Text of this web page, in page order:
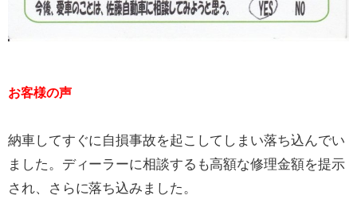
お客様の声
納車してすぐに自損事故を起こしてしまい落ち込んでい
ました。ディーラーに相談するも高額な修理金額を提示
され、さらに落ち込みました。